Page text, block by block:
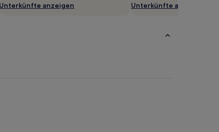
Unterkünfte anzeigen Unterkünfte anzeigen